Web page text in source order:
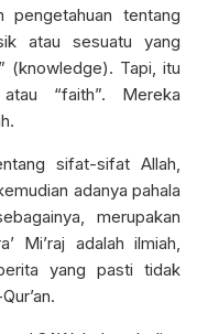
pengetahuan tentang
atau sesuatu yang
(knowledge). Tapi, itu
“faith”. Mereka
sifat-sifat Allah,
adanya pahala
merupakan
Mi’raj adalah ilmiah,
yang pasti tidak